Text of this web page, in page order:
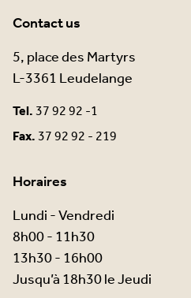
Contact us
5, place des Martyrs
L-3361 Leudelange
Tel.37 92 92 -1
Fax.37 92 92 - 219
Horaires
Lundi - Vendredi
8h00 - 11h30
13h30 - 16h00
Jusqu’à 18h30 le Jeudi